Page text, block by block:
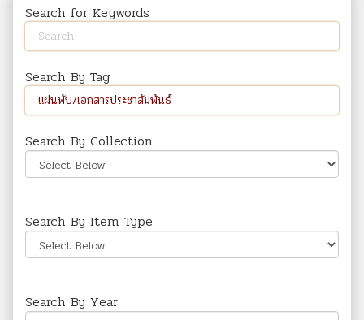
Search for Keywords
Search By Tag
Search By Collection
Search By Item Type
Search By Year